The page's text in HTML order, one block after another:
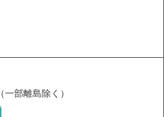
（一部離島除く）